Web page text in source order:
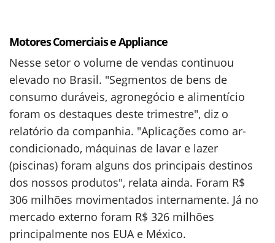
Motores Comerciais e Appliance
Nesse setor o volume de vendas continuou
elevado no Brasil. "Segmentos de bens de
consumo duráveis, agronegócio e alimentício
foram os destaques deste trimestre", diz o
relatório da companhia. "Aplicações como ar-
condicionado, máquinas de lavar e lazer
(piscinas) foram alguns dos principais destinos
dos nossos produtos", relata ainda. Foram R$
306 milhões movimentados internamente. Já no
mercado externo foram R$ 326 milhões
principalmente nos EUA e México.